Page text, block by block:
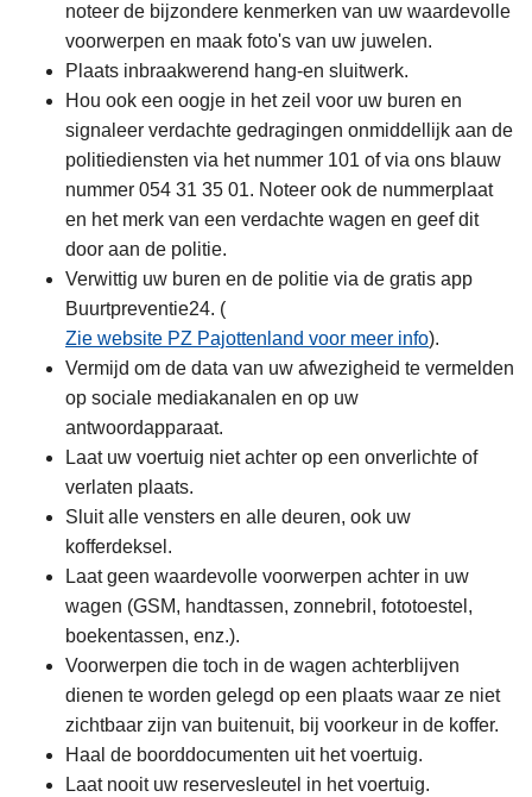
noteer de bijzondere kenmerken van uw waardevolle
voorwerpen en maak foto's van uw juwelen.
Plaats inbraakwerend hang-en sluitwerk.
Hou ook een oogje in het zeil voor uw buren en
signaleer verdachte gedragingen onmiddellijk aan de
politiediensten via het nummer 101 of via ons blauw
nummer 054 31 35 01. Noteer ook de nummerplaat
en het merk van een verdachte wagen en geef dit
door aan de politie.
Verwittig uw buren en de politie via de gratis app
Buurtpreventie24. (
Zie website PZ Pajottenland voor meer info).
Vermijd om de data van uw afwezigheid te vermelden
op sociale mediakanalen en op uw
antwoordapparaat.
Laat uw voertuig niet achter op een onverlichte of
verlaten plaats.
Sluit alle vensters en alle deuren, ook uw
kofferdeksel.
Laat geen waardevolle voorwerpen achter in uw
wagen (GSM, handtassen, zonnebril, fototoestel,
boekentassen, enz.).
Voorwerpen die toch in de wagen achterblijven
dienen te worden gelegd op een plaats waar ze niet
zichtbaar zijn van buitenuit, bij voorkeur in de koffer.
Haal de boorddocumenten uit het voertuig.
Laat nooit uw reservesleutel in het voertuig.